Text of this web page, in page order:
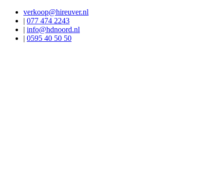
verkoop@hireuver.nl
| 077 474 2243
| info@hdnoord.nl
| 0595 40 50 50